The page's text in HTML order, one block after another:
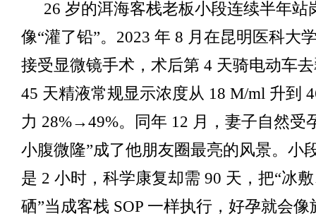
26 岁的洱海客栈老板小段连续半年站
像“灌了铅”。2023 年 8 月在昆明医科大
接受显微镜手术，术后第 4 天骑电动车
45 天精液常规显示浓度从 18 M/ml 升到
力 28%→49%。同年 12 月，妻子自然受
小腹微隆”成了他朋友圈最亮的风景。小
是 2 小时，科学康复却需 90 天，把“冰
硒”当成客栈 SOP 一样执行，好孕就会